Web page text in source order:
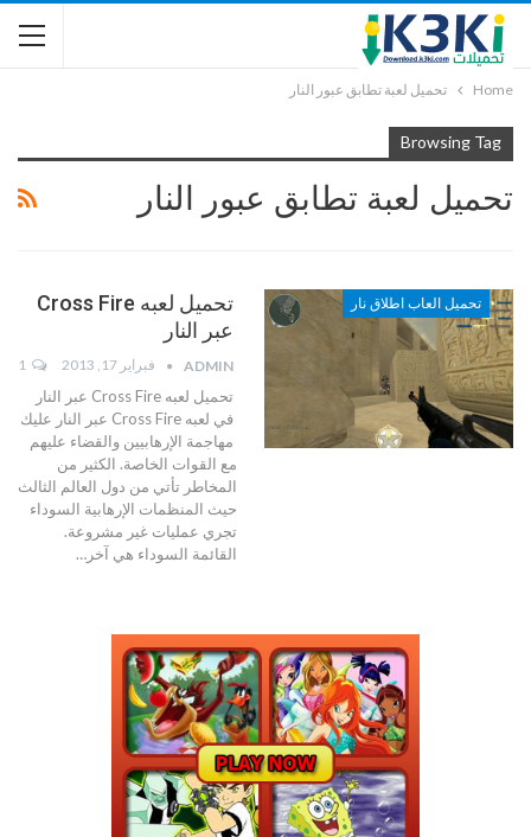
Home تحميل لعبة تطابق عبور النار
Browsing Tag
تحميل لعبة تطابق عبور النار
تحميل العاب اطلاق نار
تحميل لعبه Cross Fire
عبر النار
ADMIN فبراير 17, 2013
تحميل لعبه Cross Fire عبر النار
في لعبه Cross Fire عبر النار عليك
مهاجمة الإرهابيين والقضاء عليهم
مع القوات الخاصة. الكثير من
المخاطر تأتي من دول العالم الثالث
حيث المنظمات الإرهابية السوداء
تجري عمليات غير مشروعة.
القائمة السوداء هي آخر…